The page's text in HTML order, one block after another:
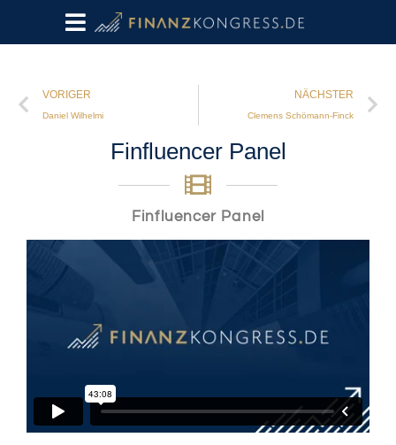
VORIGER
Daniel Wilhelmi
NÄCHSTER
Clemens Schömann-Finck
Finfluencer Panel
Finfluencer Panel